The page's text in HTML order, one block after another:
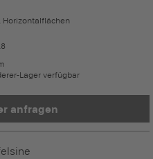
Horizontalflächen
Lager verfügbar
anfragen